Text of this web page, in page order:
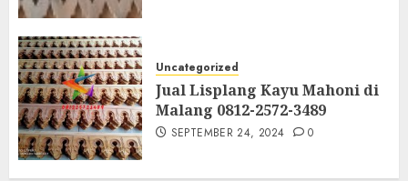
Uncategorized
Jual Lisplang Kayu Mahoni di
Malang 0812-2572-3489
SEPTEMBER 24, 2024 0